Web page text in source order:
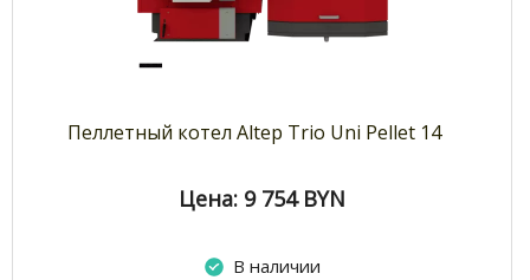
Пеллетный котел Altep Trio Uni Pellet 14
Цена: 9 754 BYN
В наличии